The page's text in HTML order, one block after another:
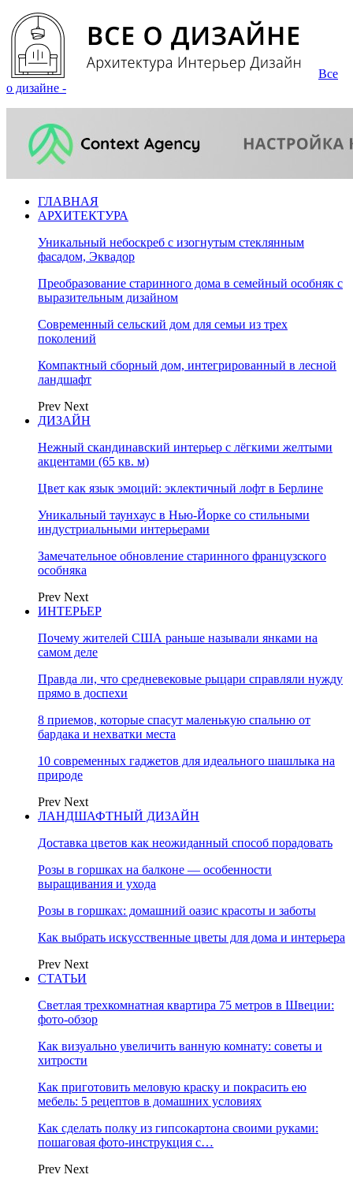
Все
о дизайне -
ГЛАВНАЯ
АРХИТЕКТУРА
Уникальный небоскреб с изогнутым стеклянным
фасадом, Эквадор
Преобразование старинного дома в семейный особняк с
выразительным дизайном
Современный сельский дом для семьи из трех
поколений
Компактный сборный дом, интегрированный в лесной
ландшафт
Prev Next
ДИЗАЙН
Нежный скандинавский интерьер с лёгкими желтыми
акцентами (65 кв. м)
Цвет как язык эмоций: эклектичный лофт в Берлине
Уникальный таунхаус в Нью-Йорке со стильными
индустриальными интерьерами
Замечательное обновление старинного французского
особняка
Prev Next
ИНТЕРЬЕР
Почему жителей США раньше называли янками на
самом деле
Правда ли, что средневековые рыцари справляли нужду
прямо в доспехи
8 приемов, которые спасут маленькую спальню от
бардака и нехватки места
10 современных гаджетов для идеального шашлыка на
природе
Prev Next
ЛАНДШАФТНЫЙ ДИЗАЙН
Доставка цветов как неожиданный способ порадовать
Розы в горшках на балконе — особенности
выращивания и ухода
Розы в горшках: домашний оазис красоты и заботы
Как выбрать искусственные цветы для дома и интерьера
Prev Next
СТАТЬИ
Светлая трехкомнатная квартира 75 метров в Швеции:
фото-обзор
Как визуально увеличить ванную комнату: советы и
хитрости
Как приготовить меловую краску и покрасить ею
мебель: 5 рецептов в домашних условиях
Как сделать полку из гипсокартона своими руками:
пошаговая фото-инструкция с…
Prev Next